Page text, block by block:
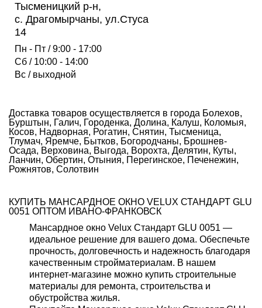
Тысменицкий р-н,
с. Драгомырчаны, ул.Стуса
14
Пн - Пт / 9:00 - 17:00
Сб / 10:00 - 14:00
Вс / выходной
Доставка товаров осуществляется в города Болехов,
Бурштын, Галич, Городенка, Долина, Калуш, Коломыя,
Косов, Надворная, Рогатин, Снятин, Тысменица,
Тлумач, Яремче, Бытков, Богородчаны, Брошнев-
Осада, Верховина, Выгода, Ворохта, Делятин, Куты,
Ланчин, Обертин, Отыния, Перегинское, Печенежин,
Рожнятов, Солотвин
КУПИТЬ МАНСАРДНОЕ ОКНО VELUX СТАНДАРТ GLU
0051 ОПТОМ ИВАНО-ФРАНКОВСК
Мансардное окно Velux Стандарт GLU 0051 —
идеальное решение для вашего дома. Обеспечьте
прочность, долговечность и надежность благодаря
качественным стройматериалам. В нашем
интернет-магазине можно купить строительные
материалы для ремонта, строительства и
обустройства жилья.